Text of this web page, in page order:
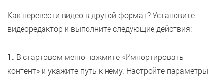
Как перевести видео в другой формат? Установите
видеоредактор и выполните следующие действия:
1. В стартовом меню нажмите «Импортировать
контент» и укажите путь к нему. Настройте параметры